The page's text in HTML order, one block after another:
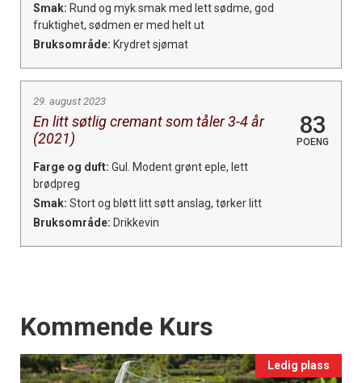
Smak: Rund og myk smak med lett sødme, god
fruktighet, sødmen er med helt ut
Bruksområde: Krydret sjømat
29. august 2023
En litt søtlig cremant som tåler 3-4 år
(2021)
83
POENG
Farge og duft: Gul. Modent grønt eple, lett
brødpreg
Smak: Stort og bløtt litt søtt anslag, tørker litt
Bruksområde: Drikkevin
Events
Kommende Kurs
Ledig plass